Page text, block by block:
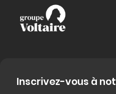
Inscrivez-vous à